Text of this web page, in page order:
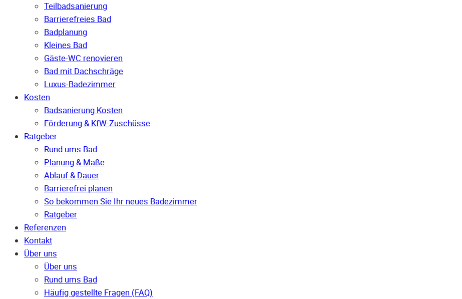
Teilbadsanierung
Barrierefreies Bad
Badplanung
Kleines Bad
Gäste-WC renovieren
Bad mit Dachschräge
Luxus-Badezimmer
Kosten
Badsanierung Kosten
Förderung & KfW-Zuschüsse
Ratgeber
Rund ums Bad
Planung & Maße
Ablauf & Dauer
Barrierefrei planen
So bekommen Sie Ihr neues Badezimmer
Ratgeber
Referenzen
Kontakt
Über uns
Über uns
Rund ums Bad
Häufig gestellte Fragen (FAQ)